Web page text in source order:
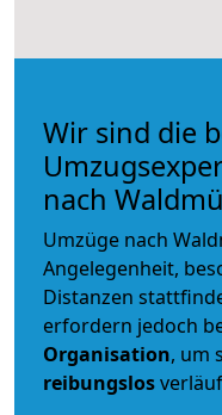
Wir sind die
nach
Umzüge nach
Angelegenheit,
Distanzen
erfordern jedoch
Organisation, um
reibungslos